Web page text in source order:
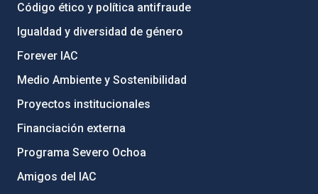
Código ético y política antifraude
Igualdad y diversidad de género
Forever IAC
Medio Ambiente y Sostenibilidad
Proyectos institucionales
Financiación externa
Programa Severo Ochoa
Amigos del IAC